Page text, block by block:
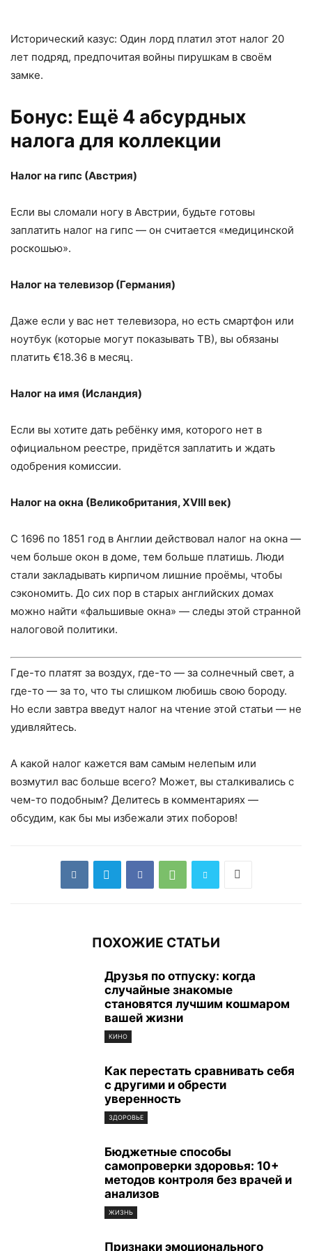
Исторический казус: Один лорд платил этот налог 20
лет подряд, предпочитая войны пирушкам в своём
замке.
Бонус: Ещё 4 абсурдных
налога для коллекции
Налог на гипс (Австрия)
Если вы сломали ногу в Австрии, будьте готовы
заплатить налог на гипс — он считается «медицинской
роскошью».
Налог на телевизор (Германия)
Даже если у вас нет телевизора, но есть смартфон или
ноутбук (которые могут показывать ТВ), вы обязаны
платить €18.36 в месяц.
Налог на имя (Исландия)
Если вы хотите дать ребёнку имя, которого нет в
официальном реестре, придётся заплатить и ждать
одобрения комиссии.
Налог на окна (Великобритания, XVIII век)
С 1696 по 1851 год в Англии действовал налог на окна —
чем больше окон в доме, тем больше платишь. Люди
стали закладывать кирпичом лишние проёмы, чтобы
сэкономить. До сих пор в старых английских домах
можно найти «фальшивые окна» — следы этой странной
налоговой политики.
Где-то платят за воздух, где-то — за солнечный свет, а
где-то — за то, что ты слишком любишь свою бороду.
Но если завтра введут налог на чтение этой статьи — не
удивляйтесь.
А какой налог кажется вам самым нелепым или
возмутил вас больше всего? Может, вы сталкивались с
чем-то подобным? Делитесь в комментариях —
обсудим, как бы мы избежали этих поборов!
ПОХОЖИЕ СТАТЬИ
Друзья по отпуску: когда
случайные знакомые
становятся лучшим кошмаром
вашей жизни
КИНО
Как перестать сравнивать себя
с другими и обрести
уверенность
ЗДОРОВЬЕ
Бюджетные способы
самопроверки здоровья: 10+
методов контроля без врачей и
анализов
ЖИЗНЬ
Признаки эмоционального